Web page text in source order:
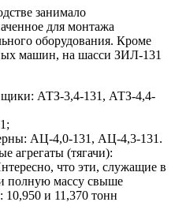
занимало
для монтажа
оборудования. Кроме
машин, на шасси ЗИЛ-131
АТЗ-3,4-131, АТЗ-4,4-
АЦ-4,0-131, АЦ-4,3-131.
агрегаты (тягачи):
что эти, служащие в
полную массу свыше
и 11,370 тонн